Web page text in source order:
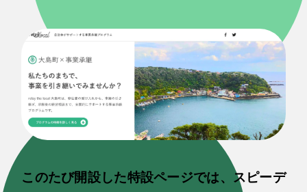
このたび開設した特設ページでは、スピーデ